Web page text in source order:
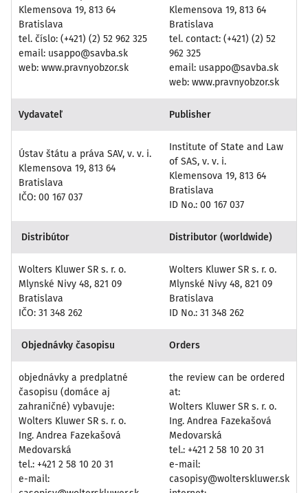
Klemensova 19, 813 64
Bratislava
tel. číslo: (+421) (2) 52 962 325
email: usappo@savba.sk
web: www.pravnyobzor.sk
Klemensova 19, 813 64
Bratislava
tel. contact: (+421) (2) 52
962 325
email: usappo@savba.sk
web: www.pravnyobzor.sk
Vydavateľ Publisher
Ústav štátu a práva SAV, v. v. i.
Klemensova 19, 813 64
Bratislava
IČO: 00 167 037
Institute of State and Law
of SAS, v. v. i.
Klemensova 19, 813 64
Bratislava
ID No.: 00 167 037
Distribútor Distributor (worldwide)
Wolters Kluwer SR s. r. o.
Mlynské Nivy 48, 821 09
Bratislava
IČO: 31 348 262
Wolters Kluwer SR s. r. o.
Mlynské Nivy 48, 821 09
Bratislava
ID No.: 31 348 262
Objednávky časopisu Orders
objednávky a predplatné
časopisu (domáce aj
zahraničné) vybavuje:
Wolters Kluwer SR s. r. o.
Ing. Andrea Fazekašová
Medovarská
tel.: +421 2 58 10 20 31
e-mail:
the review can be ordered
at:
Wolters Kluwer SR s. r. o.
Ing. Andrea Fazekašová
Medovarská
tel.: +421 2 58 10 20 31
e-mail:
casopisy@wolterskluwer.sk